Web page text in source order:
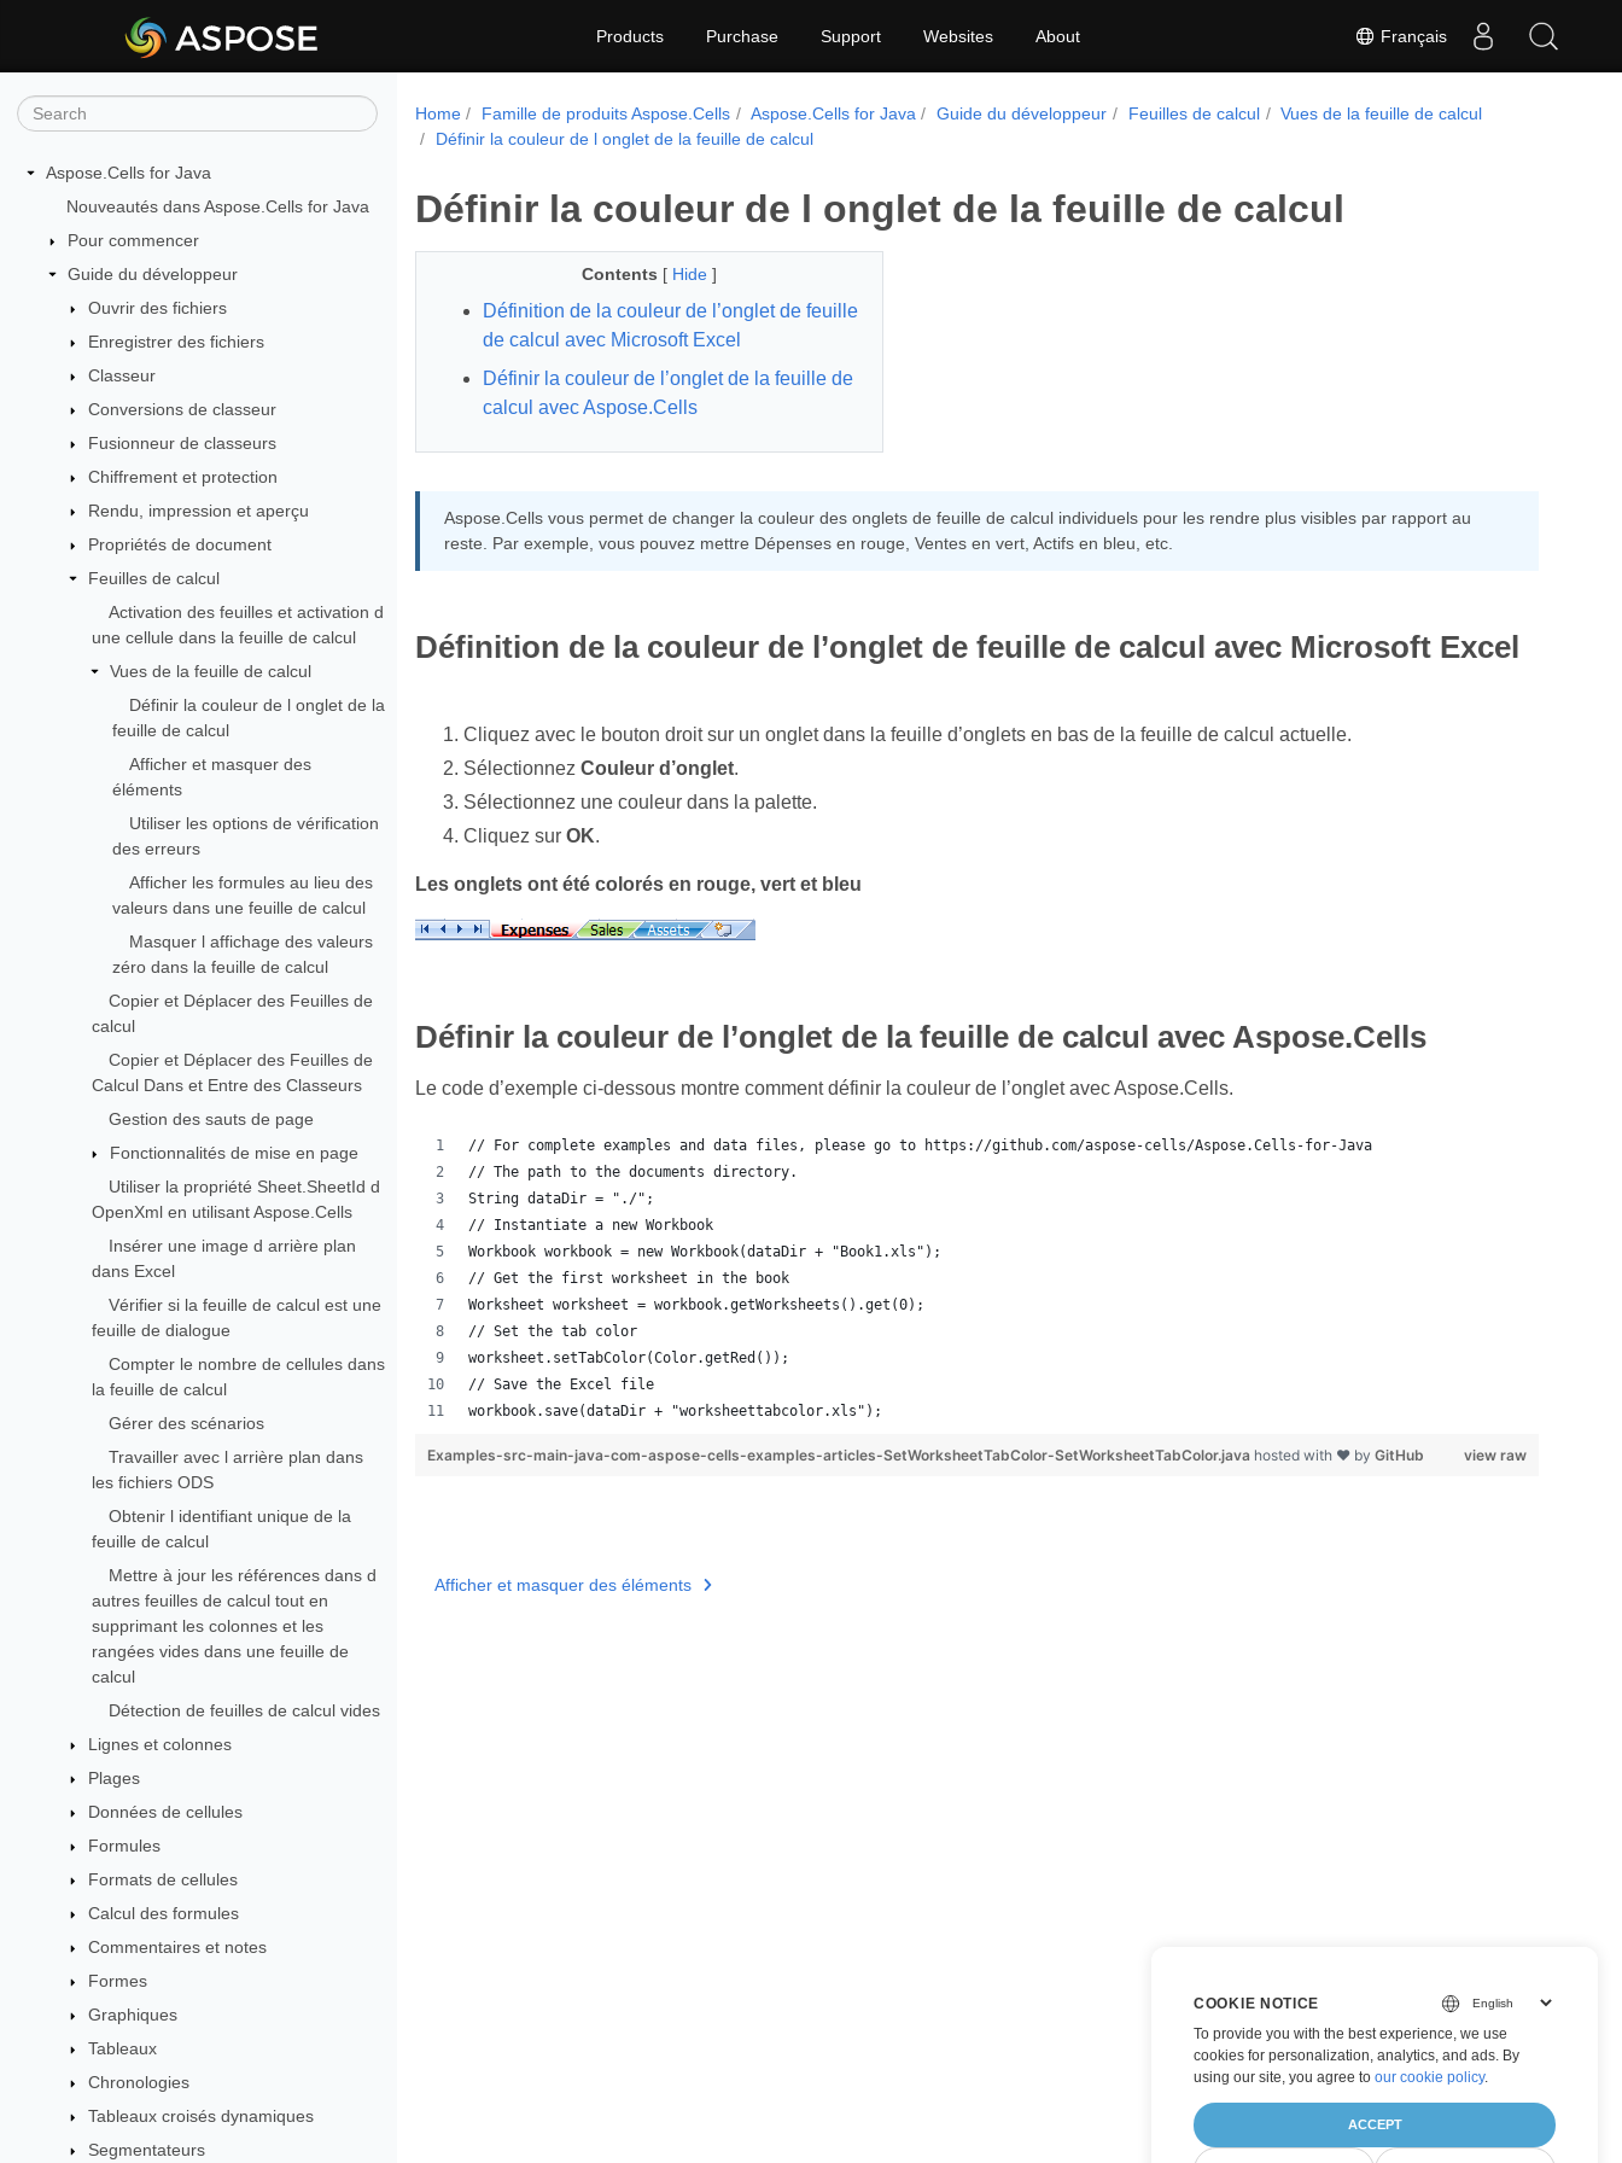
Français
Products Purchase Support Websites About
Aspose.Cells for Java
Nouveautés dans Aspose.Cells for Java
Pour commencer
Guide du développeur
Ouvrir des fichiers
Enregistrer des fichiers
Classeur
Conversions de classeur
Fusionneur de classeurs
Chiffrement et protection
Rendu, impression et aperçu
Propriétés de document
Feuilles de calcul
Activation des feuilles et activation d
une cellule dans la feuille de calcul
Vues de la feuille de calcul
Définir la couleur de l onglet de la
feuille de calcul
Afficher et masquer des
éléments
Utiliser les options de vérification
des erreurs
Afficher les formules au lieu des
valeurs dans une feuille de calcul
Masquer l affichage des valeurs
zéro dans la feuille de calcul
Copier et Déplacer des Feuilles de
calcul
Copier et Déplacer des Feuilles de
Calcul Dans et Entre des Classeurs
Gestion des sauts de page
Fonctionnalités de mise en page
Utiliser la propriété Sheet.SheetId d
OpenXml en utilisant Aspose.Cells
Insérer une image d arrière plan
dans Excel
Vérifier si la feuille de calcul est une
feuille de dialogue
Compter le nombre de cellules dans
la feuille de calcul
Gérer des scénarios
Travailler avec l arrière plan dans
les fichiers ODS
Obtenir l identifiant unique de la
feuille de calcul
Mettre à jour les références dans d
autres feuilles de calcul tout en
supprimant les colonnes et les
rangées vides dans une feuille de
calcul
Détection de feuilles de calcul vides
Lignes et colonnes
Plages
Données de cellules
Formules
Formats de cellules
Calcul des formules
Commentaires et notes
Formes
Graphiques
Tableaux
Chronologies
Tableaux croisés dynamiques
Segmentateurs
Home Famille de produits Aspose.Cells Aspose.Cells for Java Guide du développeur Feuilles de calcul
Vues de la feuille de calcul
Définir la couleur de l onglet de la feuille de calcul
Définir la couleur de l onglet de la feuille de calcul
Contents [ Hide ]
Définition de la couleur de l’onglet de feuille
de calcul avec Microsoft Excel
Définir la couleur de l’onglet de la feuille de
calcul avec Aspose.Cells
Aspose.Cells vous permet de changer la couleur des onglets de feuille de calcul individuels pour les rendre plus visibles par rapport au
reste. Par exemple, vous pouvez mettre Dépenses en rouge, Ventes en vert, Actifs en bleu, etc.
Définition de la couleur de l’onglet de feuille de calcul avec Microsoft Excel
Cliquez avec le bouton droit sur un onglet dans la feuille d’onglets en bas de la feuille de calcul actuelle.
Sélectionnez Couleur d’onglet.
Sélectionnez une couleur dans la palette.
Cliquez sur OK.
Les onglets ont été colorés en rouge, vert et bleu
Définir la couleur de l’onglet de la feuille de calcul avec Aspose.Cells
Le code d’exemple ci-dessous montre comment définir la couleur de l’onglet avec Aspose.Cells.
// For complete examples and data files, please go to https://github.com/aspose-cells/Aspose.Cells-for-Java
// The path to the documents directory.
String dataDir = "./";
// Instantiate a new Workbook
Workbook workbook = new Workbook(dataDir + "Book1.xls");
// Get the first worksheet in the book
Worksheet worksheet = workbook.getWorksheets().get(0);
// Set the tab color
worksheet.setTabColor(Color.getRed());
// Save the Excel file
workbook.save(dataDir + "worksheettabcolor.xls");
view raw
Examples-src-main-java-com-aspose-cells-examples-articles-SetWorksheetTabColor-SetWorksheetTabColor.java hosted with ❤ by GitHub
Afficher et masquer des éléments
COOKIE NOTICE
To provide you with the best experience, we use
cookies for personalization, analytics, and ads. By
using our site, you agree to our cookie policy.
ACCEPT